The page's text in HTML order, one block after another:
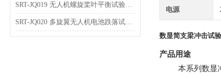
SRT-JQ019 无人机螺旋桨叶平衡试验机简单介绍 质量保证
SRT-JQ020 多旋翼无人机电池跌落试验机简单介绍 质量保证
电源
数显简支梁冲击试
产品用途
本系列数显